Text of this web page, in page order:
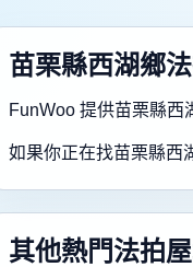
苗栗縣西湖鄉
FunWoo 提供苗栗縣西
如果你正在找苗栗縣西
其他熱門法拍